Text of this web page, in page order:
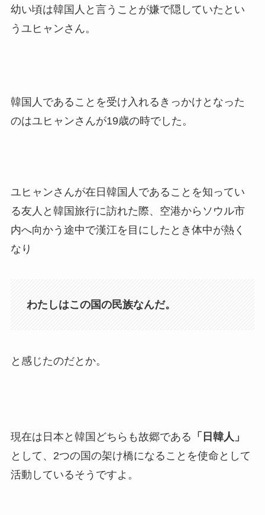
幼い頃は韓国人と言うことが嫌で隠していたとい
うユヒャンさん。
韓国人であることを受け入れるきっかけとなった
のはユヒャンさんが19歳の時でした。
ユヒャンさんが在日韓国人であることを知ってい
る友人と韓国旅行に訪れた際、空港からソウル市
内へ向かう途中で漢江を目にしたとき体中が熱く
なり
わたしはこの国の民族なんだ。
と感じたのだとか。
現在は日本と韓国どちらも故郷である 「日韓人」
として、2つの国の架け橋になることを使命として
活動しているそうですよ。